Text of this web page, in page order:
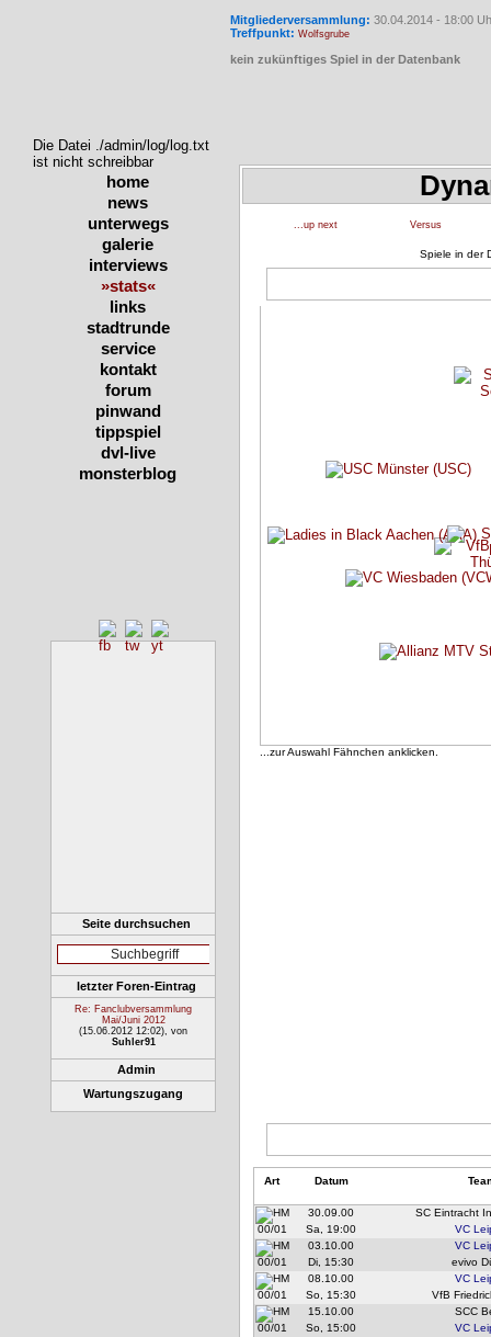
Die Datei ./admin/log/log.txt
ist nicht schreibbar
home
news
unterwegs
galerie
interviews
»stats«
links
stadtrunde
service
kontakt
forum
pinwand
tippspiel
dvl-live
monsterblog
Seite durchsuchen
letzter Foren-Eintrag
Re: Fanclubversammlung
Mai/Juni 2012
(15.06.2012 12:02), von
Suhler91
Admin
Wartungszugang
Mitgliederversammlung: 30.04.2014 - 18:00
Treffpunkt: Wolfsgrube
kein zukünftiges Spiel in der Datenbank
...up next Versus
Spiele in der
...zur Auswahl Fähnchen anklicken.
Art Datum
00/01
30.09.00
Sa, 19:00
SC Eintracht
VC
00/01
03.10.00
Di, 15:30
VC
evivo
00/01
08.10.00
So, 15:30
VC
VfB
00/01
15.10.00
So, 15:00
SCC
VC